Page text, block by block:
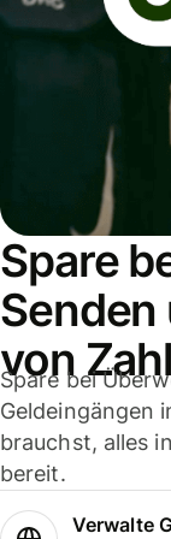
Spare
Senden
von
Spare bei
Geldeingängen
brauchst, alles
bereit.
Verwalte